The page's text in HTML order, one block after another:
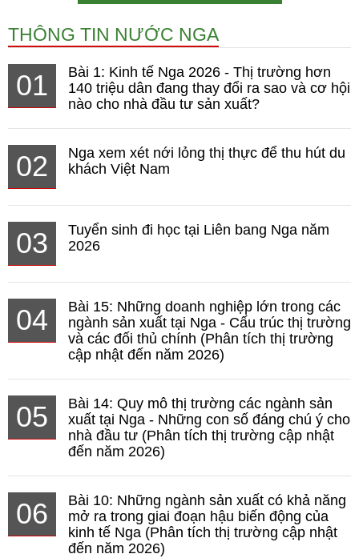
THÔNG TIN NƯỚC NGA
01
Bài 1: Kinh tế Nga 2026 - Thị trường hơn
140 triệu dân đang thay đổi ra sao và cơ hội
nào cho nhà đầu tư sản xuất?
02
Nga xem xét nới lỏng thị thực để thu hút du
khách Việt Nam
03
Tuyển sinh đi học tại Liên bang Nga năm
2026
04
Bài 15: Những doanh nghiệp lớn trong các
ngành sản xuất tại Nga - Cấu trúc thị trường
và các đối thủ chính (Phân tích thị trường
cập nhật đến năm 2026)
05
Bài 14: Quy mô thị trường các ngành sản
xuất tại Nga - Những con số đáng chú ý cho
nhà đầu tư (Phân tích thị trường cập nhật
đến năm 2026)
06
Bài 10: Những ngành sản xuất có khả năng
mở ra trong giai đoạn hậu biến động của
kinh tế Nga (Phân tích thị trường cập nhật
đến năm 2026)